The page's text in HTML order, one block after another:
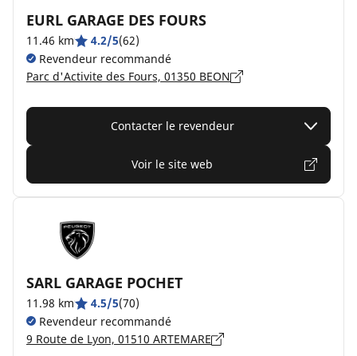
EURL GARAGE DES FOURS
11.46 km 4.2/5(62)
Revendeur recommandé
Parc d'Activite des Fours, 01350 BEON
Contacter le revendeur
Voir le site web
SARL GARAGE POCHET
11.98 km 4.5/5(70)
Revendeur recommandé
9 Route de Lyon, 01510 ARTEMARE